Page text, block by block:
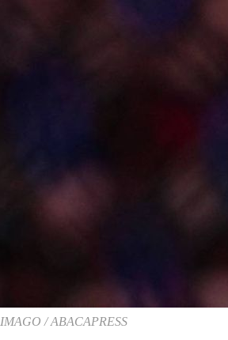
IMAGO / ABACAPRESS